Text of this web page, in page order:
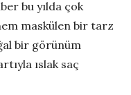
bu yılda çok
maskülen bir tarz
bir görünüm
ıslak saç